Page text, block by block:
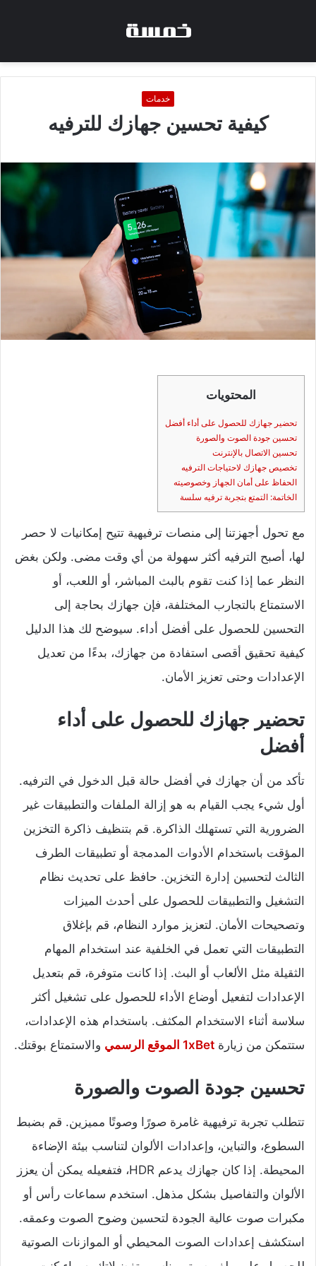
خدمات
كيفية تحسين جهازك للترفيه
المحتويات
تحضير جهازك للحصول على أداء أفضل
تحسين جودة الصوت والصورة
تحسين الاتصال بالإنترنت
تخصيص جهازك لاحتياجات الترفيه
الحفاظ على أمان الجهاز وخصوصيته
الخاتمة: التمتع بتجربة ترفيه سلسة
مع تحول أجهزتنا إلى منصات ترفيهية تتيح إمكانيات لا حصر
لها، أصبح الترفيه أكثر سهولة من أي وقت مضى. ولكن بغض
النظر عما إذا كنت تقوم بالبث المباشر، أو اللعب، أو
الاستمتاع بالتجارب المختلفة، فإن جهازك بحاجة إلى
التحسين للحصول على أفضل أداء. سيوضح لك هذا الدليل
كيفية تحقيق أقصى استفادة من جهازك، بدءًا من تعديل
الإعدادات وحتى تعزيز الأمان.
تحضير جهازك للحصول على أداء
أفضل
تأكد من أن جهازك في أفضل حالة قبل الدخول في الترفيه.
أول شيء يجب القيام به هو إزالة الملفات والتطبيقات غير
الضرورية التي تستهلك الذاكرة. قم بتنظيف ذاكرة التخزين
المؤقت باستخدام الأدوات المدمجة أو تطبيقات الطرف
الثالث لتحسين إدارة التخزين. حافظ على تحديث نظام
التشغيل والتطبيقات للحصول على أحدث الميزات
وتصحيحات الأمان. لتعزيز موارد النظام، قم بإغلاق
التطبيقات التي تعمل في الخلفية عند استخدام المهام
الثقيلة مثل الألعاب أو البث. إذا كانت متوفرة، قم بتعديل
الإعدادات لتفعيل أوضاع الأداء للحصول على تشغيل أكثر
سلاسة أثناء الاستخدام المكثف. باستخدام هذه الإعدادات،
ستتمكن من زيارة 1xBet الموقع الرسمي والاستمتاع بوقتك.
تحسين جودة الصوت والصورة
تتطلب تجربة ترفيهية غامرة صورًا وصوتًا مميزين. قم بضبط
السطوع، والتباين، وإعدادات الألوان لتناسب بيئة الإضاءة
المحيطة. إذا كان جهازك يدعم HDR، فتفعيله يمكن أن يعزز
الألوان والتفاصيل بشكل مذهل. استخدم سماعات رأس أو
مكبرات صوت عالية الجودة لتحسين وضوح الصوت وعمقه.
استكشف إعدادات الصوت المحيطي أو الموازنات الصوتية